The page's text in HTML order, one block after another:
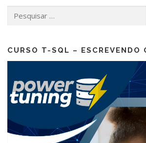
por:
CURSO T-SQL – ESCREVENDO